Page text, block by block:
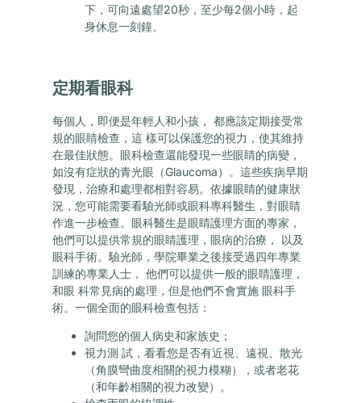
下，可向遠處望20秒，至少每2個小時，起
身休息一刻鐘。
定期看眼科
每個人，即便是年輕人和小孩， 都應該定期接受常
規的眼睛檢查，這 樣可以保護您的視力，使其維持
在最佳狀態。眼科檢查還能發現一些眼睛的病變，
如沒有症狀的青光眼（Glaucoma）。這些疾病早期
發現，治療和處理都相對容易。依據眼睛的健康狀
況，您可能需要看驗光師或眼科專科醫生，對眼睛
作進一步檢查。眼科醫生是眼睛護理方面的專家，
他們可以提供常規的眼睛護理，眼病的治療， 以及
眼科手術。驗光師，學院畢業之後接受過四年專業
訓練的專業人士， 他們可以提供一般的眼睛護理，
和眼 科常見病的處理，但是他們不會實施 眼科手
術。一個全面的眼科檢查包括：
詢問您的個人病史和家族史；
視力測 試，看看您是否有近視、遠視、散光
（角膜彎曲度相關的視力模糊），或者老花
（和年齡相關的視力改變）。